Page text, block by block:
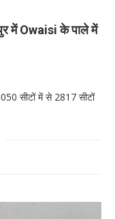
में Owaisi के पाले में
सीटों में से 2817 सीटों